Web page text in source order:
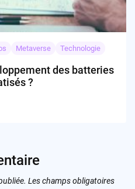
Metaverse Technologie
des batteries
?
Les champs obligatoires